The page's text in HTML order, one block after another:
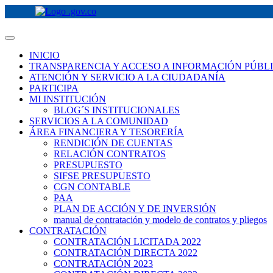
INICIO
TRANSPARENCIA Y ACCESO A INFORMACIÓN
ATENCIÓN Y SERVICIO A LA CIUDADANÍA
PARTICIPA
MI INSTITUCIÓN
BLOG´S INSTITUCIONALES
SERVICIOS A LA COMUNIDAD
ÁREA FINANCIERA Y TESORERÍA
RENDICIÓN DE CUENTAS
RELACIÓN CONTRATOS
PRESUPUESTO
SIFSE PRESUPUESTO
CGN CONTABLE
PAA
PLAN DE ACCIÓN Y DE INVERSIÓN
manual de contratación y modelo de contratos y pliegos
CONTRATACIÓN
CONTRATACIÓN LICITADA 2022
CONTRATACIÓN DIRECTA 2022
CONTRATACIÓN 2023